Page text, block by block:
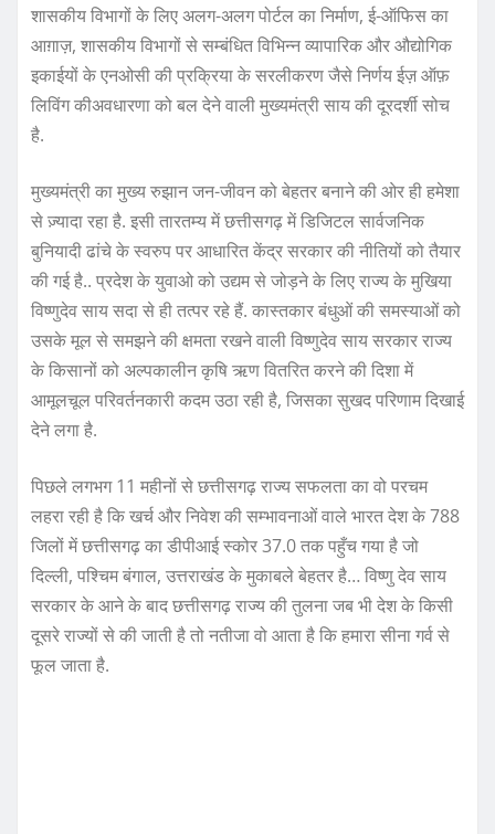
शासकीय विभागों के लिए अलग-अलग पोर्टल का निर्माण, ई-ऑफिस का
आग़ाज़, शासकीय विभागों से सम्बंधित विभिन्न व्यापारिक और औद्योगिक
इकाईयों के एनओसी की प्रक्रिया के सरलीकरण जैसे निर्णय ईज़ ऑफ़
लिविंग कीअवधारणा को बल देने वाली मुख्यमंत्री साय की दूरदर्शी सोच
है.
मुख्यमंत्री का मुख्य रुझान जन-जीवन को बेहतर बनाने की ओर ही हमेशा
से ज़्यादा रहा है. इसी तारतम्य में छत्तीसगढ़ में डिजिटल सार्वजनिक
बुनियादी ढांचे के स्वरुप पर आधारित केंद्र सरकार की नीतियों को तैयार
की गई है.. प्रदेश के युवाओ को उद्यम से जोड़ने के लिए राज्य के मुखिया
विष्णुदेव साय सदा से ही तत्पर रहे हैं. कास्तकार बंधुओं की समस्याओं को
उसके मूल से समझने की क्षमता रखने वाली विष्णुदेव साय सरकार राज्य
के किसानों को अल्पकालीन कृषि ऋण वितरित करने की दिशा में
आमूलचूल परिवर्तनकारी कदम उठा रही है, जिसका सुखद परिणाम दिखाई
देने लगा है.
पिछले लगभग 11 महीनों से छत्तीसगढ़ राज्य सफलता का वो परचम
लहरा रही है कि खर्च और निवेश की सम्भावनाओं वाले भारत देश के 788
जिलों में छत्तीसगढ़ का डीपीआई स्कोर 37.0 तक पहुँच गया है जो
दिल्ली, पश्चिम बंगाल, उत्तराखंड के मुकाबले बेहतर है… विष्णु देव साय
सरकार के आने के बाद छत्तीसगढ़ राज्य की तुलना जब भी देश के किसी
दूसरे राज्यों से की जाती है तो नतीजा वो आता है कि हमारा सीना गर्व से
फूल जाता है.